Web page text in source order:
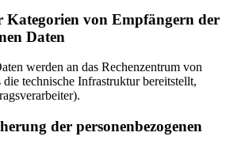
Kategorien von Empfängern der
Daten
werden an das Rechenzentrum von
die technische Infrastruktur bereitstellt,
der personenbezogenen